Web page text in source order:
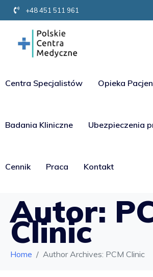
+48 451 511 961
Centra Specjalistów Opieka
Badania Kliniczne Ubezpieczenia
Cennik Praca Kontakt
Autor:
Clinic
Home Author Archives: PCM Clinic